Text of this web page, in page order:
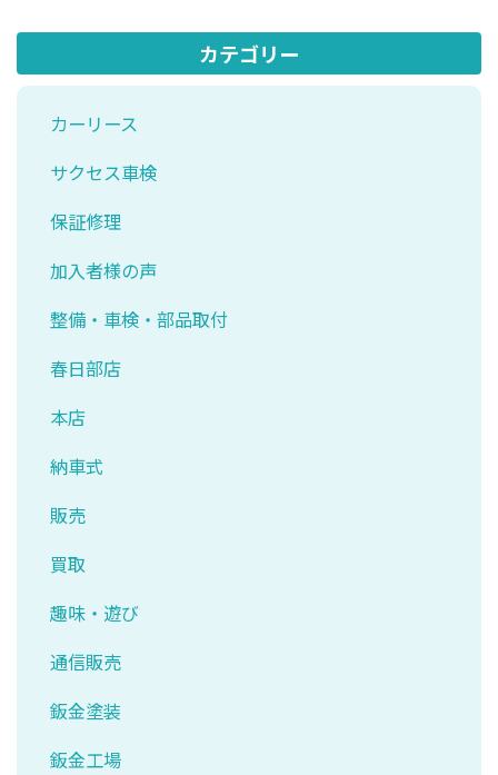
カテゴリー
カーリース
サクセス車検
保証修理
加入者様の声
整備・車検・部品取付
春日部店
本店
納車式
販売
買取
趣味・遊び
通信販売
鈑金塗装
鈑金工場